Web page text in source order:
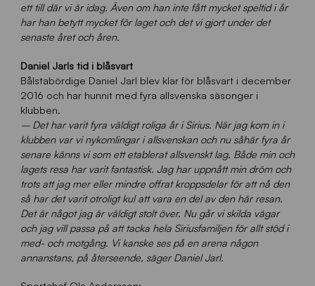
ett till där vi är idag. Även om han inte fått mycket speltid i år
har han betytt mycket för laget och det vi gjort under det
senaste året och åren.
Daniel Jarls tid i blåsvart
Bålstabördige Daniel Jarl blev klar för blåsvart i december
2016 och har hunnit med fyra allsvenska säsonger i
klubben.
– Det har varit fyra väldigt roliga år i Sirius. När jag kom in i
klubben var vi nykomlingar i allsvenskan och nu såhär fyra år
senare känns vi som ett etablerat allsvenskt lag. Både min och
lagets resa har varit fantastisk. Jag har uppnått min dröm och
trots att jag mer eller mindre offrat kroppsdelar för att nå den
så har det varit otroligt kul att vara en del av den här resan.
Det är något jag är väldigt stolt över. Nu går vi skilda vägar
och jag vill passa på att tacka hela Siriusfamiljen för allt stöd i
med- och motgång. Vi kanske ses på en arena någon
annanstans, på återseende, säger Daniel Jarl.